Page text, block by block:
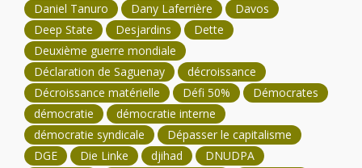
Daniel Tanuro
Dany Laferrière
Davos
Deep State
Desjardins
Dette
Deuxième guerre mondiale
Déclaration de Saguenay
décroissance
Décroissance matérielle
Défi 50%
Démocrates
démocratie
démocratie interne
démocratie syndicale
Dépasser le capitalisme
DGE
Die Linke djihad
DNUDPA